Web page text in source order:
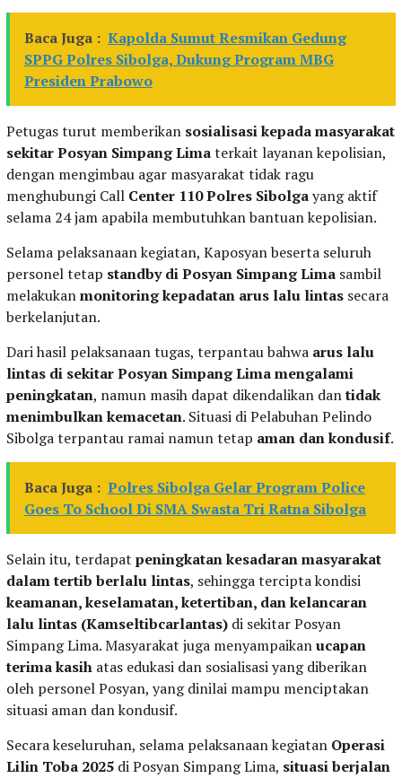
Baca Juga : Kapolda Sumut Resmikan Gedung
SPPG Polres Sibolga, Dukung Program MBG
Presiden Prabowo
Petugas turut memberikan sosialisasi kepada masyarakat
sekitar Posyan Simpang Limaterkait layanan kepolisian,
dengan mengimbau agar masyarakat tidak ragu
menghubungi Call Center 110 Polres Sibolgayang aktif
selama 24 jam apabila membutuhkan bantuan kepolisian.
Selama pelaksanaan kegiatan, Kaposyan beserta seluruh
personel tetap standby di Posyan Simpang Lima sambil
melakukanmonitoring kepadatan arus lalu lintas secara
berkelanjutan.
Dari hasil pelaksanaan tugas, terpantau bahwa arus lalu
lintas di sekitar Posyan Simpang Lima mengalami
peningkatan, namun masih dapat dikendalikan dantidak
menimbulkan kemacetan. Situasi di Pelabuhan Pelindo
Sibolga terpantau ramai namun tetap aman dan kondusif.
Baca Juga : Polres Sibolga Gelar Program Police
Goes To School Di SMA Swasta Tri Ratna Sibolga
Selain itu, terdapat peningkatan kesadaran masyarakat
dalam tertib berlalu lintas, sehingga tercipta kondisi
keamanan, keselamatan, ketertiban, dan kelancaran
lalu lintas (Kamseltibcarlantas) di sekitar Posyan
Simpang Lima. Masyarakat juga menyampaikanucapan
terima kasih atas edukasi dan sosialisasi yang diberikan
oleh personel Posyan, yang dinilai mampu menciptakan
situasi aman dan kondusif.
Secara keseluruhan, selama pelaksanaan kegiatan Operasi
Lilin Toba 2025 di Posyan Simpang Lima, situasi berjalan